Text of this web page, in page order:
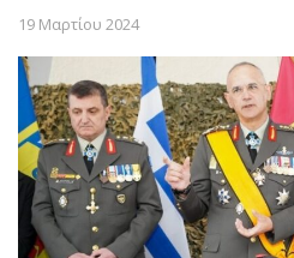
19 Μαρτίου 2024